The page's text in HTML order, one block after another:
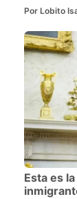
Por Lobito
Esta es